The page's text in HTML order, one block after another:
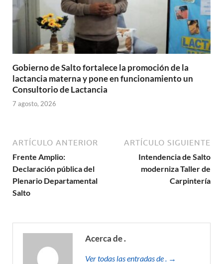
Gobierno de Salto fortalece la promoción de la
lactancia materna y pone en funcionamiento un
Consultorio de Lactancia
7 agosto, 2026
ARTÍCULO ANTERIOR
Frente Amplio:
Declaración pública del
Plenario Departamental
Salto
ARTÍCULO SIGUIENTE
Intendencia de Salto
moderniza Taller de
Carpintería
Acerca de .
Ver todas las entradas de . →